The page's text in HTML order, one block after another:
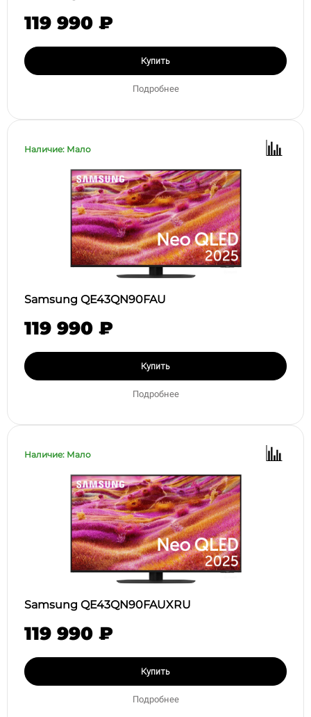
119 990 ₽
Купить
Подробнее
Наличие: Мало
Samsung QE43QN90FAU
119 990 ₽
Купить
Подробнее
Наличие: Мало
Samsung QE43QN90FAUXRU
119 990 ₽
Купить
Подробнее